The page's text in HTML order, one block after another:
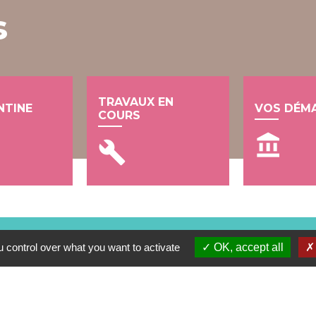
TRAVAUX EN
COURS
build
VOS
account_balance
over what you want to activate OK, accept all